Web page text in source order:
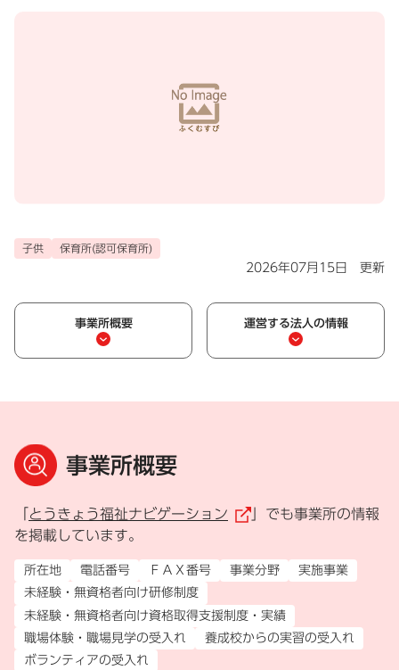
子供 保育所(認可保育所)
2026年07月15日 更新
事業所概要 運営する法人の情報
事業所概要
とうきょう福祉ナビゲーション （外部リンク）
」でも事業所の情報
を掲載しています。
所在地 電話番号 ＦＡＸ番号 事業分野
実施事業
未経験・無資格者向け研修制度
未経験・無資格者向け資格取得支援制度・実績
職場体験・職場見学の受入れ
養成校からの実習の受入れ
ボランティアの受入れ